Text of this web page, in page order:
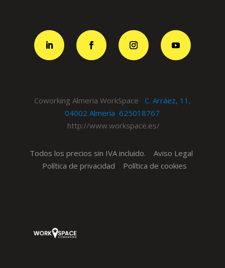
Coworking Almeria WorkSpace C. Arráez, 11,
04002 Almería 625018767
http://www.workspace.es/
Todos los precios sin IVA incluido.Aviso Legal
Política de privacidad
Política de cookies